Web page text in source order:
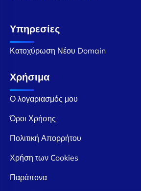
Υπηρεσίες
Κατοχύρωση Νέου Domain
Χρήσιμα
Ο λογαριασμός μου
Όροι Χρήσης
Πολιτική Απορρήτου
Χρήση των Cookies
Παράπονα